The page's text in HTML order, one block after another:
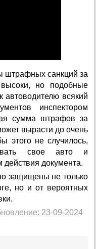
штрафных санкций за
но подобные
автоводителю всякий
инспектором
сумма штрафов за
вырасти до очень
этого не случилось,
свое авто и
действия документа.
защищены не только
но и от вероятных
23-09-2024